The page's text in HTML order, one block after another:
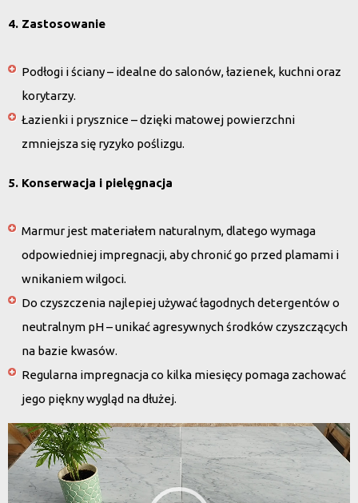
4. Zastosowanie
Podłogi i ściany– idealne do salonów, łazienek, kuchni oraz
korytarzy.
Łazienki i prysznice– dzięki matowej powierzchni
zmniejsza się ryzyko poślizgu.
5. Konserwacja i pielęgnacja
Marmur jest materiałem naturalnym, dlatego wymaga
odpowiedniej impregnacji, aby chronić go przed plamami i
wnikaniem wilgoci.
Do czyszczenia najlepiej używać łagodnych detergentów o
neutralnym pH – unikać agresywnych środków czyszczących
na bazie kwasów.
Regularna impregnacja co kilka miesięcy pomaga zachować
jego piękny wygląd na dłużej.
Odtwarzacz
video